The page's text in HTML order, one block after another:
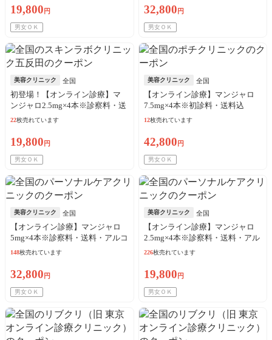
19,800 円
男女ＯＫ
32,800 円
男女ＯＫ
美容クリニック 全国
初登場！【オンライン診療】マ
ンジャロ2.5mg×4本※診察料・送
料・アルコール綿込／リピート
22枚売れています
19,800 円
男女ＯＫ
美容クリニック 全国
【オンライン診療】マンジャロ
7.5mg×4本※初診料・送料込
12枚売れています
42,800 円
男女ＯＫ
美容クリニック 全国
【オンライン診療】マンジャロ
5mg×4本※診察料・送料・アルコ
ール綿込／来院歴問わず3枚購入
148枚売れています
32,800 円
男女ＯＫ
美容クリニック 全国
【オンライン診療】マンジャロ
2.5mg×4本※診察料・送料・アル
コール綿込／来院歴問わず3枚購
226枚売れています
19,800 円
男女ＯＫ